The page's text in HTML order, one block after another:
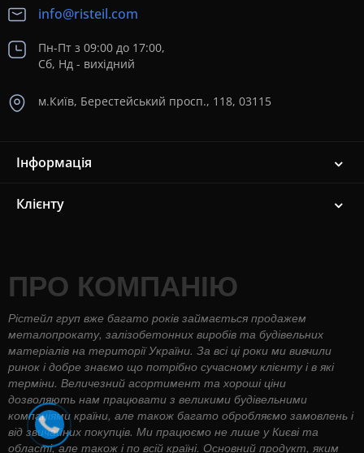
info@risteil.com
Пн-Пт з 09:00 до 17:00,
Сб, Нд - вихідний
м.Київ, Берестейський просп., 118, 03115
Інформація
Клієнту
ПРО КОМПАНІЮ
Рістейл груп вже багато років займається продажем
металопрокату, залізобетонних виробів та будівельних
матеріалів на території України. За всі ці роки ми вивчили
ринок і добре знаємо що потрібно сучасному клієнту і в які
терміни. Величезний асортимент та хороші ціни
дозволяють нам працювати з великими будівельними
компаніями країни, але також багато обробляємо замовлень і
від звичайних покупців. Ми працюємо не лише у Києві та
області, але також і по всій країні. Основний продукт, яким